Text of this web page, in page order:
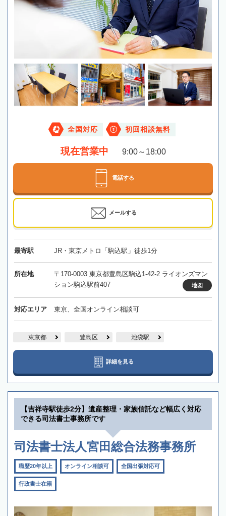
全国対応 初回相談無料
現在営業中 9:00～18:00
電話する
メールする
最寄駅 JR・東京メトロ「駒込駅」徒歩1分
所在地
〒170-0003 東京都豊島区駒込1-42-2 ライオンズマン
ション駒込駅前407
地図
対応エリア 東京、全国オンライン相談可
東京都 豊島区 池袋駅
詳細を見る
【吉祥寺駅徒歩2分】遺産整理・家族信託など幅広く対応
できる司法書士事務所です
司法書士法人宮田総合法務事務所
職歴20年以上 オンライン相談可 全国出張対応可
行政書士在籍